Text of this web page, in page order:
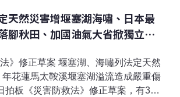
天然災害增堰塞湖海嘯、日本最
腳秋田、加國油氣大省掀獨立風
》修正草案 堰塞湖、海嘯列法定天然
花蓮馬太鞍溪堰塞湖溢流造成嚴重傷
拍板《災害防救法》修正草案，有3大